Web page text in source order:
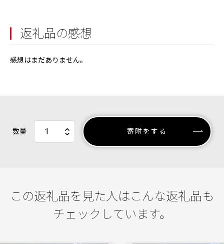
返礼品の感想
感想はまだありません。
数量 寄附をする
この返礼品を見た人はこんな返礼品も
チェックしています。